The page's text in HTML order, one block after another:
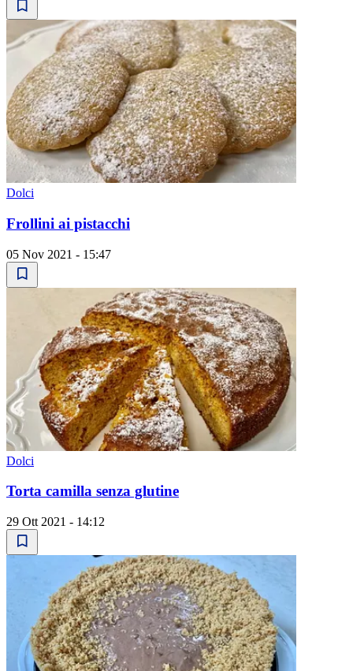
Dolci
Frollini ai pistacchi
05 Nov 2021 - 15:47
Dolci
Torta camilla senza glutine
29 Ott 2021 - 14:12